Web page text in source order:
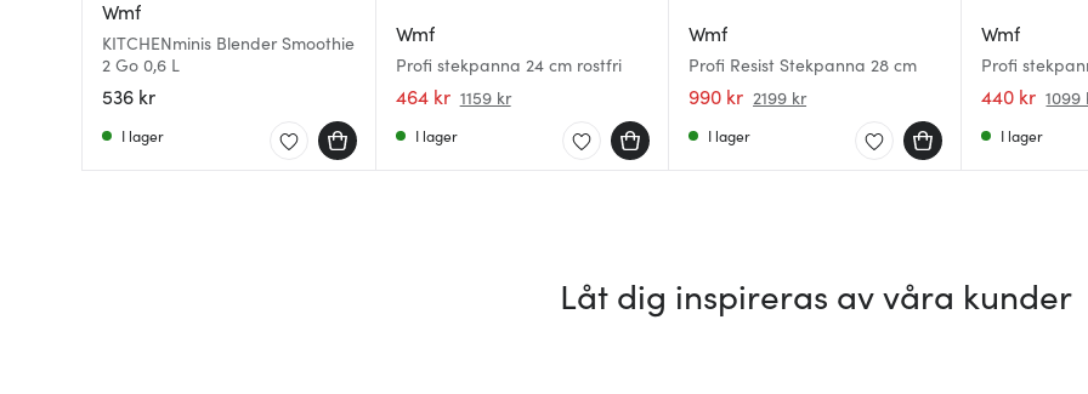
Wmf
KITCHENminis Blender Smoothie
2 Go 0,6 L
536 kr
I lager
Wmf
Profi stekpanna 24 cm rostfri
464 kr 1159 kr
I lager
Wmf
Profi Resist Stekpanna 28 cm
990 kr 2199 kr
I lager
Wmf
Profi
440 kr 1099
I lager
Låt dig inspireras av våra kunder